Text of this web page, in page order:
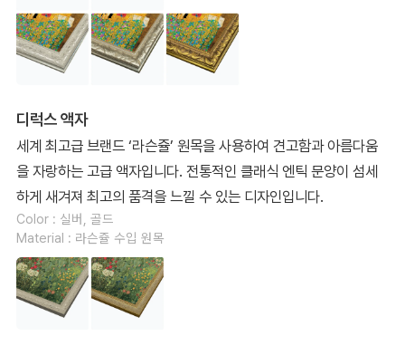
디럭스 액자
세계 최고급 브랜드 ‘라슨쥴’ 원목을 사용하여 견고함과 아름다움
을 자랑하는 고급 액자입니다. 전통적인 클래식 엔틱 문양이 섬세
하게 새겨져 최고의 품격을 느낄 수 있는 디자인입니다.
Color : 실버, 골드
Material : 라슨쥴 수입 원목